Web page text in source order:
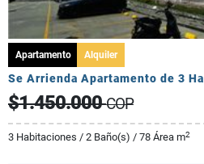
Apartamento Alquiler
$1.450.000COP
3 Habitaciones / 2 Baño(s) / 78 Área m2